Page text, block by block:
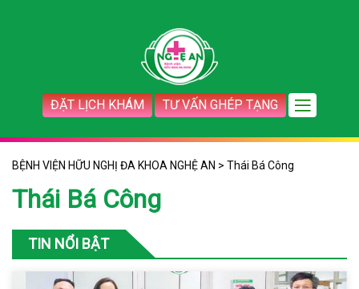
ĐẶT LỊCH KHÁM TƯ VẤN GHÉP TẠNG
BỆNH VIỆN HỮU NGHỊ ĐA KHOA NGHỆ AN > Thái Bá Công
Thái Bá Công
TIN NỔI BẬT